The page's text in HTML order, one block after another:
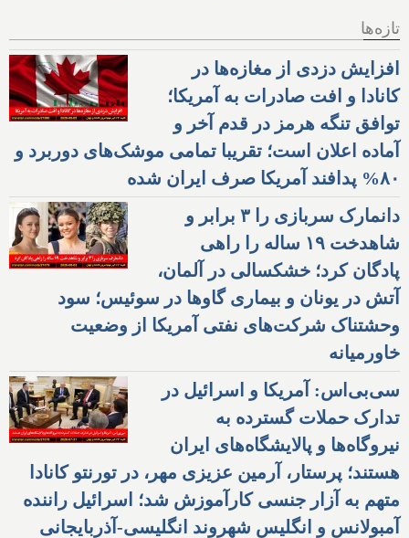
تازه‌ها
افزایش دزدی از مغازه‌ها در
کانادا و افت صادرات به آمریکا؛
توافق تنگه هرمز در قدم آخر و
آماده اعلان است؛ تقریبا تمامی موشک‌های دوربرد و
۸۰% پدافند آمریکا صرف ایران شده
دانمارک سربازی را ۳ برابر و
شاهدخت ۱۹ ساله را راهی
پادگان کرد؛ خشکسالی در آلمان،
آتش در یونان و بیماری گاوها در سوئیس؛ سود
وحشتناک شرکت‌های نفتی آمریکا از وضعیت
خاورمیانه
سی‌بی‌اس: آمریکا و اسرائیل در
تدارک حملات گسترده به
نیروگاه‌ها و پالایشگاه‌های ایران
هستند؛ پرستار، آرمین عزیزی مهر، در تورنتو کانادا
متهم به آزار جنسی کارآموزش شد؛ اسرائیل راننده
آمبولانس و انگلیس شهروند انگلیسی-آذربایجانی